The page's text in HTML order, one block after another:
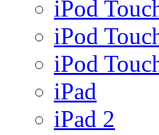
iPod
iPod
iPod
iPad
iPad 2